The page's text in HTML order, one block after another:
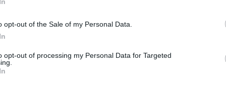
opt-out of the Sale of my Personal Data.
opt-out of processing my Personal Data for Targeted